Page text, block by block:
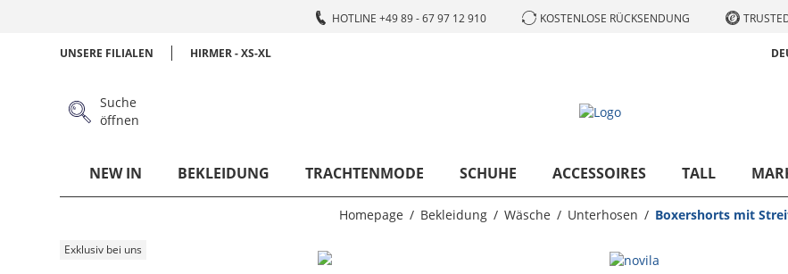
HOTLINE +49 89 - 67 97 12 910 KOSTENLOSE RÜCKSENDUNG
UNSERE FILIALEN HIRMER - XS-XL
Suche
öffnen
NEW IN BEKLEIDUNG TRACHTENMODE SCHUHE ACCESSOIRES TALL
Homepage Bekleidung Wäsche Unterhosen Boxershorts mit
Exklusiv bei uns